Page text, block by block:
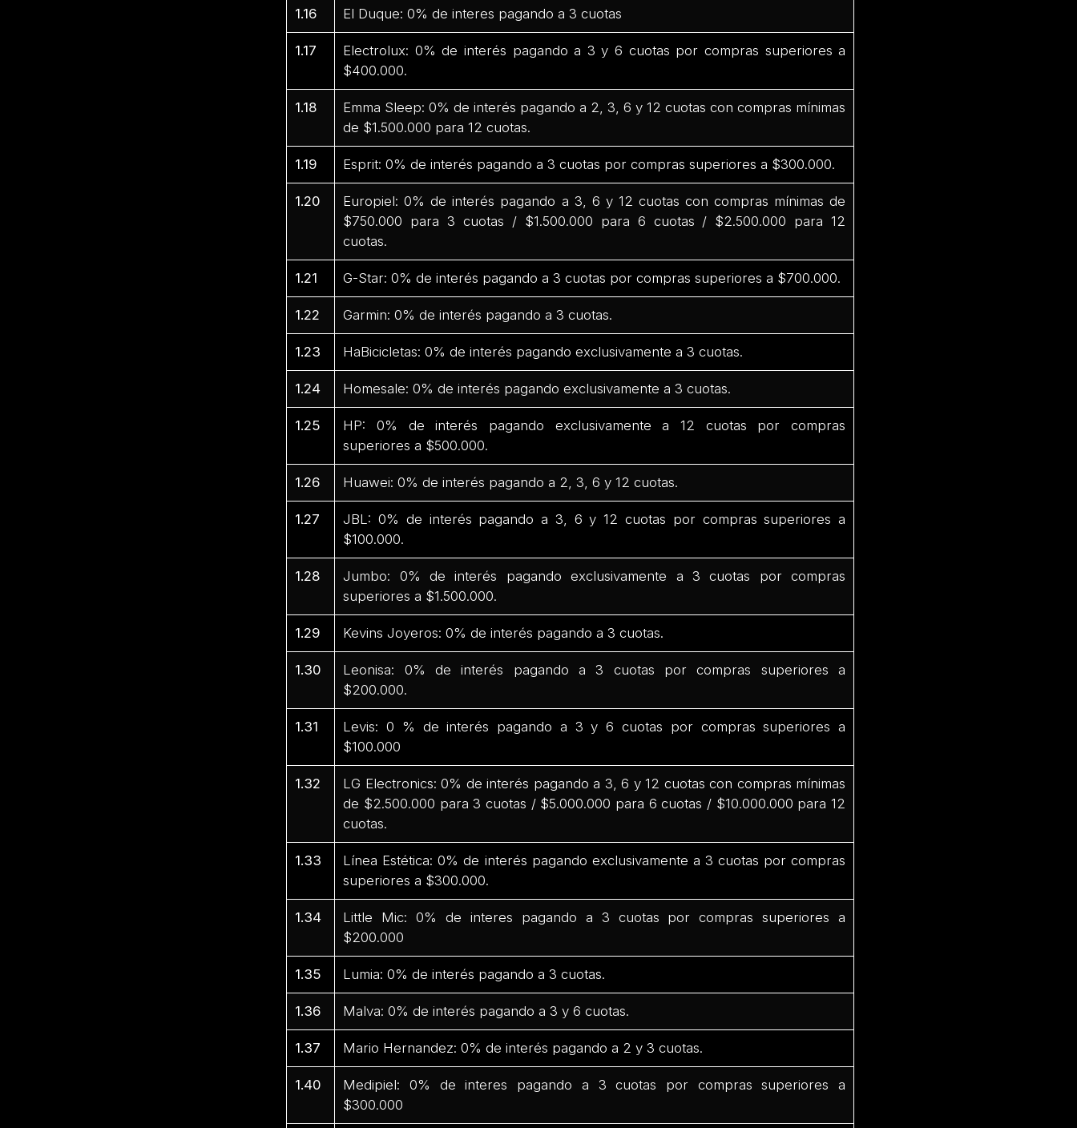
1.16 El Duque: 0% de interes pagando a 3 cuotas
1.17
Electrolux: 0% de interés pagando a 3 y 6 cuotas por compras superiores a
$400.000.
1.18
Emma Sleep: 0% de interés pagando a 2, 3, 6 y 12 cuotas con compras mínimas
de $1.500.000 para 12 cuotas.
1.19 Esprit: 0% de interés pagando a 3 cuotas por compras superiores a $300.000.
1.20
Europiel: 0% de interés pagando a 3, 6 y 12 cuotas con compras mínimas de
$750.000 para 3 cuotas / $1.500.000 para 6 cuotas / $2.500.000 para 12
cuotas.
1.21 G-Star: 0% de interés pagando a 3 cuotas por compras superiores a $700.000.
1.22 Garmin: 0% de interés pagando a 3 cuotas.
1.23 HaBicicletas: 0% de interés pagando exclusivamente a 3 cuotas.
1.24 Homesale: 0% de interés pagando exclusivamente a 3 cuotas.
1.25
HP: 0% de interés pagando exclusivamente a 12 cuotas por compras
superiores a $500.000.
1.26 Huawei: 0% de interés pagando a 2, 3, 6 y 12 cuotas.
1.27
JBL: 0% de interés pagando a 3, 6 y 12 cuotas por compras superiores a
$100.000.
1.28
Jumbo: 0% de interés pagando exclusivamente a 3 cuotas por compras
superiores a $1.500.000.
1.29 Kevins Joyeros: 0% de interés pagando a 3 cuotas.
1.30
Leonisa: 0% de interés pagando a 3 cuotas por compras superiores a
$200.000.
1.31
Levis: 0 % de interés pagando a 3 y 6 cuotas por compras superiores a
$100.000
1.32
LG Electronics: 0% de interés pagando a 3, 6 y 12 cuotas con compras mínimas
de $2.500.000 para 3 cuotas / $5.000.000 para 6 cuotas / $10.000.000 para 12
cuotas.
1.33
Línea Estética: 0% de interés pagando exclusivamente a 3 cuotas por compras
superiores a $300.000.
1.34
Little Mic: 0% de interes pagando a 3 cuotas por compras superiores a
$200.000
1.35 Lumia: 0% de interés pagando a 3 cuotas.
1.36 Malva: 0% de interés pagando a 3 y 6 cuotas.
1.37 Mario Hernandez: 0% de interés pagando a 2 y 3 cuotas.
1.40
Medipiel: 0% de interes pagando a 3 cuotas por compras superiores a
$300.000